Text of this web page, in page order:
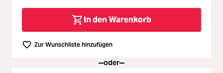
Second Hand
Loading...
SALE
Loading...
In den Warenkorb
Zur Wunschliste hinzufügen
oder